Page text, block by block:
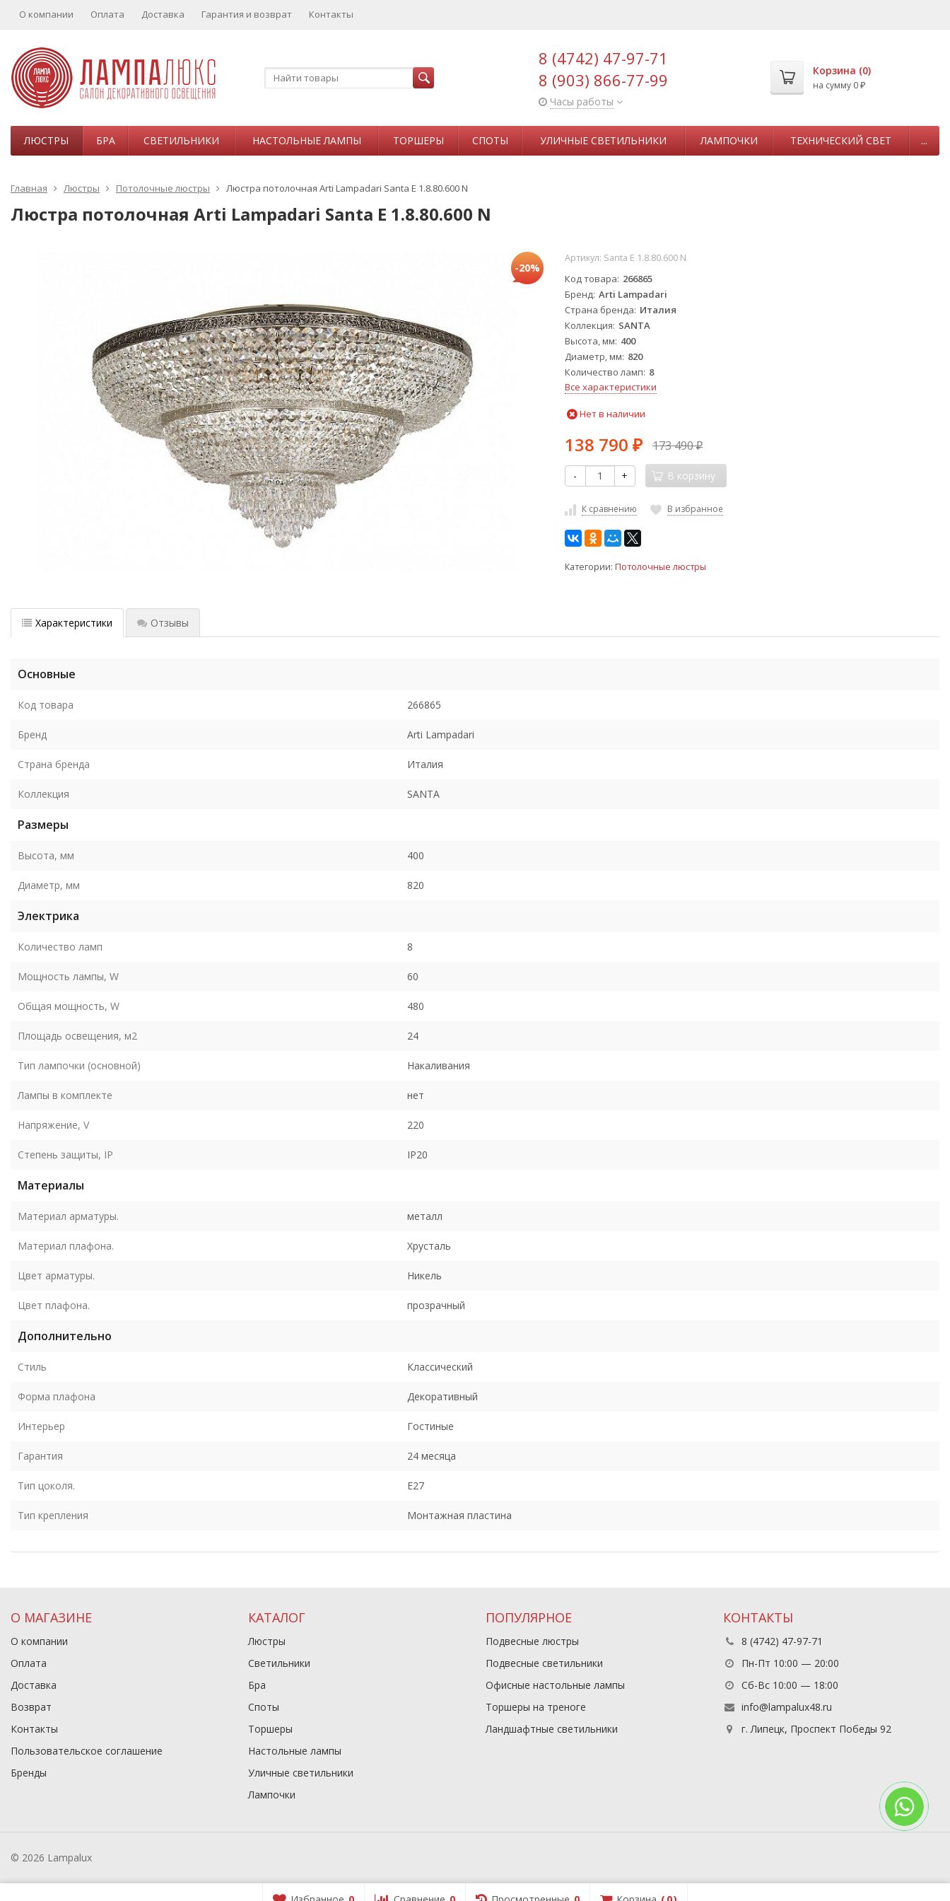
О компании Оплата Доставка Гарантия и возврат Контакты
8 (4742) 47-97-71
8 (903) 866-77-99
Часы работы
Корзина (0)
на сумму 0 ₽
ЛЮСТРЫ БРА СВЕТИЛЬНИКИ НАСТОЛЬНЫЕ ЛАМПЫ ТОРШЕРЫ СПОТЫ УЛИЧНЫЕ СВЕТИЛЬНИКИ ЛАМПОЧКИ ТЕХНИЧЕСКИЙ СВЕТ ...
Главная Люстры Потолочные люстры Люстра потолочная Arti Lampadari Santa E 1.8.80.600 N
Люстра потолочная Arti Lampadari Santa E 1.8.80.600 N
-20%
Артикул: Santa E 1.8.80.600 N
Код товара 266865
Бренд Arti Lampadari
Страна бренда Италия
Коллекция SANTA
Высота, мм 400
Диаметр, мм 820
Количество ламп 8
Все характеристики
Нет в наличии
138 790 ₽ 173 490₽
- + В корзину
К сравнению В избранное
Категории: Потолочные люстры
Характеристики Отзывы
Основные
Код товара 266865
Бренд Arti Lampadari
Страна бренда Италия
Коллекция SANTA
Размеры
Высота, мм 400
Диаметр, мм 820
Электрика
Количество ламп 8
Мощность лампы, W 60
Общая мощность, W 480
Площадь освещения, м2 24
Тип лампочки (основной) Накаливания
Лампы в комплекте нет
Напряжение, V 220
Степень защиты, IP IP20
Материалы
Материал арматуры. металл
Материал плафона. Хрусталь
Цвет арматуры. Никель
Цвет плафона. прозрачный
Дополнительно
Стиль Классический
Форма плафона Декоративный
Интерьер Гостиные
Гарантия 24 месяца
Тип цоколя. E27
Тип крепления Монтажная пластина
О МАГАЗИНЕ
О компании
Оплата
Доставка
Возврат
Контакты
Пользовательское соглашение
Бренды
КАТАЛОГ
Люстры
Светильники
Бра
Споты
Торшеры
Настольные лампы
Уличные светильники
Лампочки
ПОПУЛЯРНОЕ
Подвесные люстры
Подвесные светильники
Офисные настольные лампы
Торшеры на треноге
Ландшафтные светильники
КОНТАКТЫ
8 (4742) 47-97-71
Пн-Пт 10:00 — 20:00
Сб-Вс 10:00 — 18:00
info@lampalux48.ru
г. Липецк, Проспект Победы 92
© 2026 Lampalux